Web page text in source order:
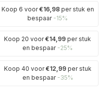
Koop 6 voor€16,98per stuk en
bespaar -15%
Koop 20 voor€14,99 per stuk
en bespaar -25%
Koop 40 voor€12,99per stuk
en bespaar -35%